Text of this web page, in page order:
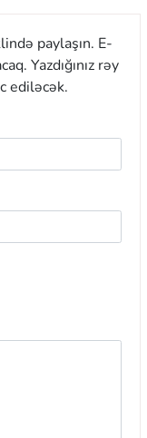
paylaşın. E-
Yazdığınız rəy
ediləcək.